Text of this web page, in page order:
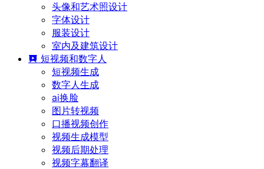
头像和艺术照设计
字体设计
服装设计
室内及建筑设计
短视频和数字人
短视频生成
数字人生成
ai换脸
图片转视频
口播视频创作
视频生成模型
视频后期处理
视频字幕翻译